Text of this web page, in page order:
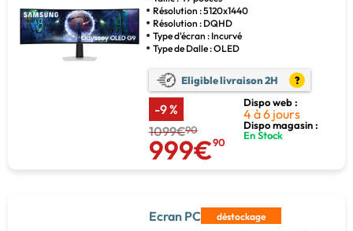
Résolution : 5120x1440
Résolution : DQHD
Type d'écran : Incurvé
Type de Dalle : OLED
Eligible livraison 2H ?
-9 %
1099€90
999€90
Dispo web :
4 à 6 jours
Dispo magasin :
En Stock
Ecran PC déstockage